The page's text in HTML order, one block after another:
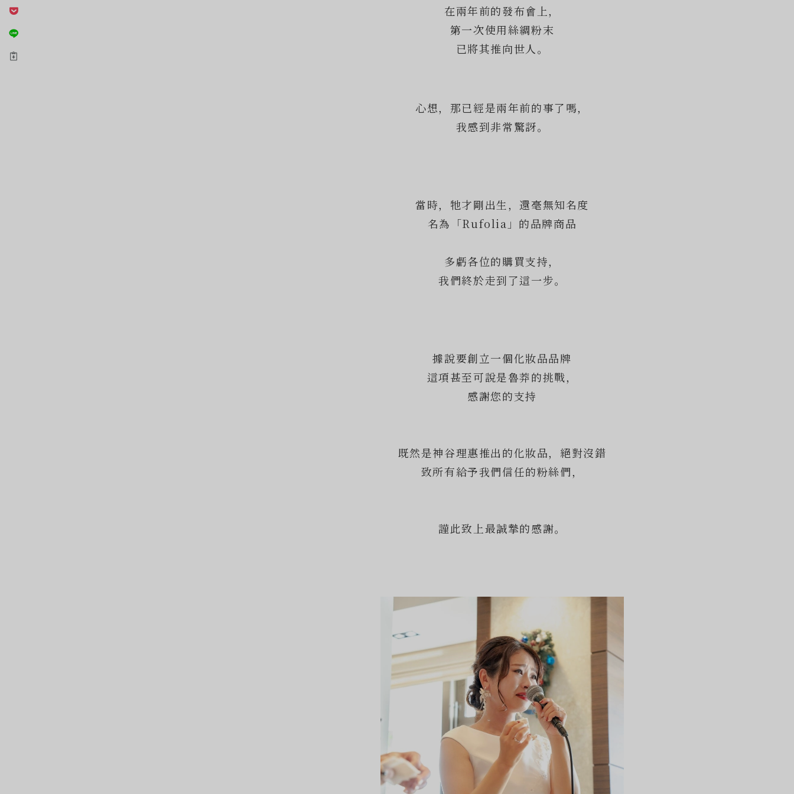
在兩年前的發布會上，
第一次使用絲綢粉末
已將其推向世人。
心想，那已經是兩年前的事了嗎，
我感到非常驚訝。
當時，牠才剛出生，還毫無知名度
名為「Rufolia」的品牌商品
多虧各位的購買支持，
我們終於走到了這一步。
據說要創立一個化妝品品牌
這項甚至可說是魯莽的挑戰，
感謝您的支持
既然是神谷理惠推出的化妝品，絕對沒錯
致所有給予我們信任的粉絲們，
謹此致上最誠摯的感謝。